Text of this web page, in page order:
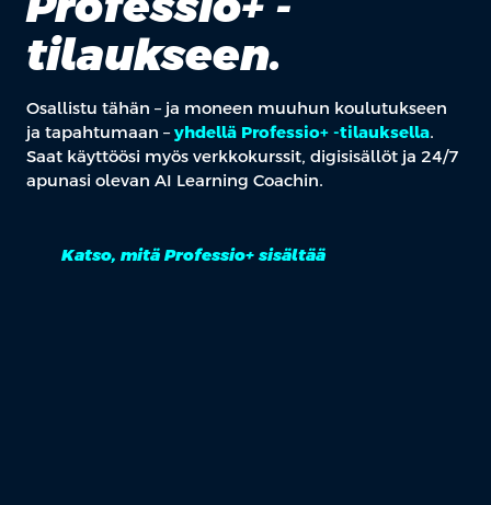
tilaukseen.
Osallistu tähän – ja moneen muuhun koulutukseen
ja tapahtumaan – yhdellä Professio+ -tilauksella.
Saat käyttöösi myös verkkokurssit, digisisällöt ja 24/7
apunasi olevan AI Learning Coachin.
Katso, mitä Professio+ sisältää